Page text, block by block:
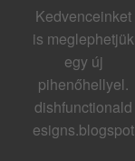
Kedvenceinket
is meglephetjük
egy új
pihenőhellyel.
dishfunctionald
esigns.blogspot